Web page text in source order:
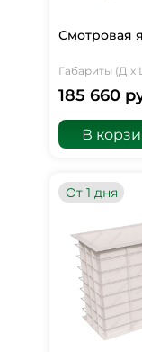
Смотровая
Габариты (Д х
185 660
В
От 1 дня